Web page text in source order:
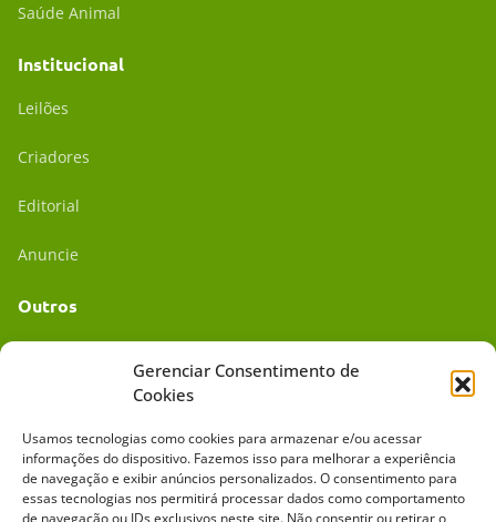
Gerenciar Consentimento de
Cookies
Usamos tecnologias como cookies para armazenar e/ou acessar
informações do dispositivo. Fazemos isso para melhorar a experiência
de navegação e exibir anúncios personalizados. O consentimento para
essas tecnologias nos permitirá processar dados como comportamento
de navegação ou IDs exclusivos neste site. Não consentir ou retirar o
Saúde Animal
Institucional
Leilões
Criadores
Editorial
Anuncie
Outros
Mídia Kit